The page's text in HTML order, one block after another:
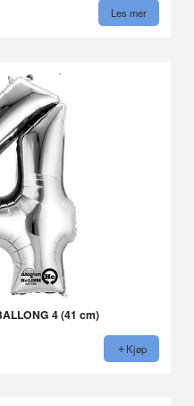
Les mer
4 (41 cm)
Kjøp